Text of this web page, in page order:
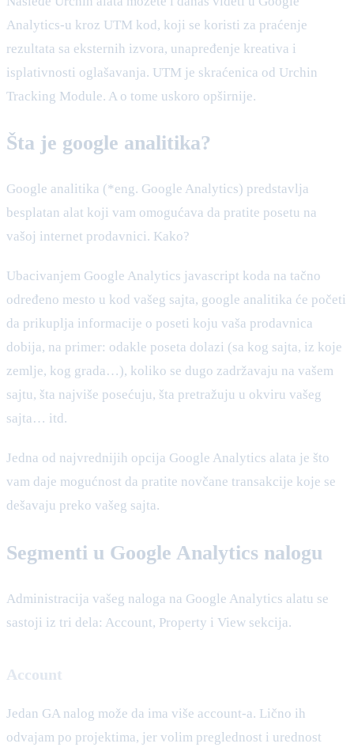
Analytics-u kroz UTM kod, koji se koristi za praćenje
rezultata sa eksternih izvora, unapređenje kreativa i
isplativnosti oglašavanja. UTM je skraćenica od Urchin
Tracking Module. A o tome uskoro opširnije.
Šta je google analitika?
Google analitika (*eng. Google Analytics) predstavlja
besplatan alat koji vam omogućava da pratite posetu na
vašoj internet prodavnici. Kako?
Ubacivanjem Google Analytics javascript koda na tačno
određeno mesto u kod vašeg sajta, google analitika će početi
da prikuplja informacije o poseti koju vaša prodavnica
dobija, na primer: odakle poseta dolazi (sa kog sajta, iz koje
zemlje, kog grada…), koliko se dugo zadržavaju na vašem
sajtu, šta najviše posećuju, šta pretražuju u okviru vašeg
sajta… itd.
Jedna od najvrednijih opcija Google Analytics alata je što
vam daje mogućnost da pratite novčane transakcije koje se
dešavaju preko vašeg sajta.
Segmenti u Google Analytics nalogu
Administracija vašeg naloga na Google Analytics alatu se
sastoji iz tri dela: Account, Property i View sekcija.
Account
Jedan GA nalog može da ima više account-a. Lično ih
odvajam po projektima, jer volim preglednost i urednost